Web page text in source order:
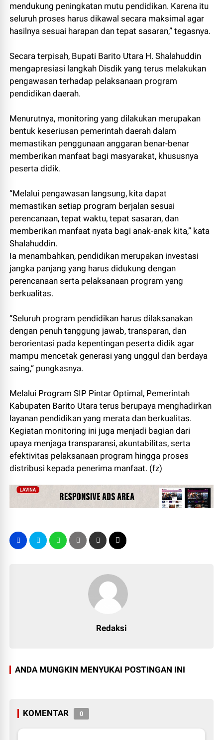
mendukung peningkatan mutu pendidikan. Karena itu
seluruh proses harus dikawal secara maksimal agar
hasilnya sesuai harapan dan tepat sasaran,” tegasnya.
Secara terpisah, Bupati Barito Utara H. Shalahuddin
mengapresiasi langkah Disdik yang terus melakukan
pengawasan terhadap pelaksanaan program
pendidikan daerah.
Menurutnya, monitoring yang dilakukan merupakan
bentuk keseriusan pemerintah daerah dalam
memastikan penggunaan anggaran benar-benar
memberikan manfaat bagi masyarakat, khususnya
peserta didik.
“Melalui pengawasan langsung, kita dapat
memastikan setiap program berjalan sesuai
perencanaan, tepat waktu, tepat sasaran, dan
memberikan manfaat nyata bagi anak-anak kita,” kata
Shalahuddin.
Ia menambahkan, pendidikan merupakan investasi
jangka panjang yang harus didukung dengan
perencanaan serta pelaksanaan program yang
berkualitas.
“Seluruh program pendidikan harus dilaksanakan
dengan penuh tanggung jawab, transparan, dan
berorientasi pada kepentingan peserta didik agar
mampu mencetak generasi yang unggul dan berdaya
saing,” pungkasnya.
Melalui Program SIP Pintar Optimal, Pemerintah
Kabupaten Barito Utara terus berupaya menghadirkan
layanan pendidikan yang merata dan berkualitas.
Kegiatan monitoring ini juga menjadi bagian dari
upaya menjaga transparansi, akuntabilitas, serta
efektivitas pelaksanaan program hingga proses
distribusi kepada penerima manfaat. (fz)
Redaksi
ANDA MUNGKIN MENYUKAI POSTINGAN INI
KOMENTAR 0